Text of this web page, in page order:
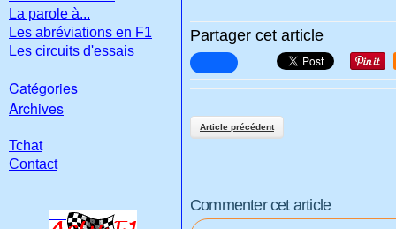
Partager cet article
Article précédent
Commenter cet article
La parole à...
Les abréviations en F1
Les circuits d'essais
Catégories
Archives
Tchat
Contact